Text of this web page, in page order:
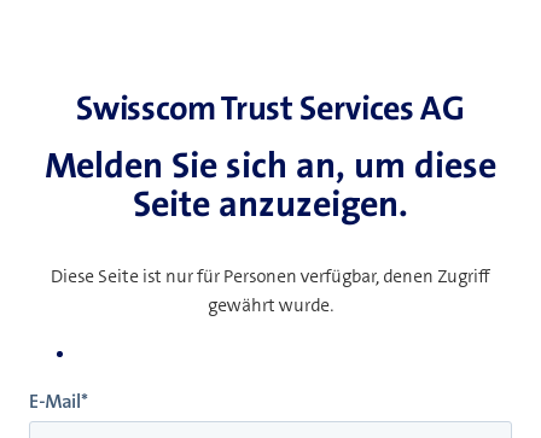
Swisscom Trust Services AG
Melden Sie sich an, um diese
Seite anzuzeigen.
Diese Seite ist nur für Personen verfügbar, denen Zugriff
gewährt wurde.
E-Mail*